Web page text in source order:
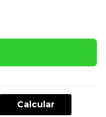
Calcular